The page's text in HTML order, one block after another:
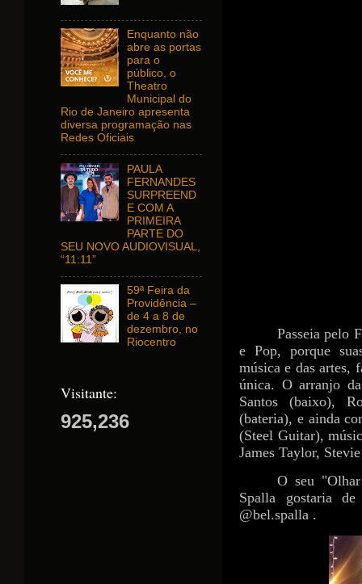
Passeia pelo
e Pop, porque
música e das artes,
única. O arranjo
Santos (baixo),
(bateria), e ainda
(Steel Guitar),
James Taylor,
O seu
Spalla gostaria
@bel.spalla .
Enquanto não
abre as portas
para o
público, o
Theatro
Municipal do
Rio de Janeiro apresenta
diversa programação nas
Redes Oficiais
PAULA
FERNANDES
SURPREEND
E COM A
PRIMEIRA
PARTE DO
SEU NOVO AUDIOVISUAL,
“11:11”
59ª Feira da
Providência –
de 4 a 8 de
dezembro, no
Riocentro
Visitante:
925,236